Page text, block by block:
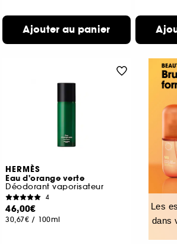
Ajouter au panier
HERMÈS
Eau d'orange verte
Déodorant vaporisateur
4
46,00€
30,67€ / 100ml
Les
dans